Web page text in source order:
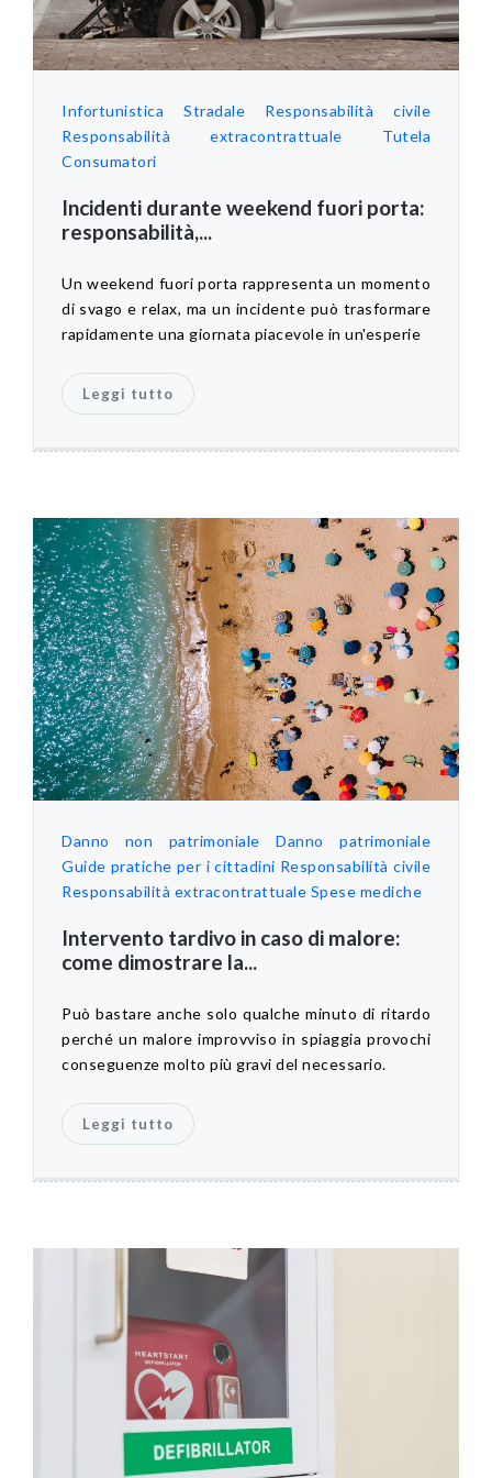
Infortunistica Stradale
Responsabilità civile
Responsabilità extracontrattuale
Tutela
Consumatori
Incidenti durante weekend fuori porta:
responsabilità,...
Un weekend fuori porta rappresenta un momento
di svago e relax, ma un incidente può trasformare
rapidamente una giornata piacevole in un'esperie
Leggi tutto
Danno non patrimoniale
Danno patrimoniale
Guide pratiche per i cittadini Responsabilità civile
Responsabilità extracontrattuale Spese mediche
Intervento tardivo in caso di malore:
come dimostrare la...
Può bastare anche solo qualche minuto di ritardo
perché un malore improvviso in spiaggia provochi
conseguenze molto più gravi del necessario.
Leggi tutto